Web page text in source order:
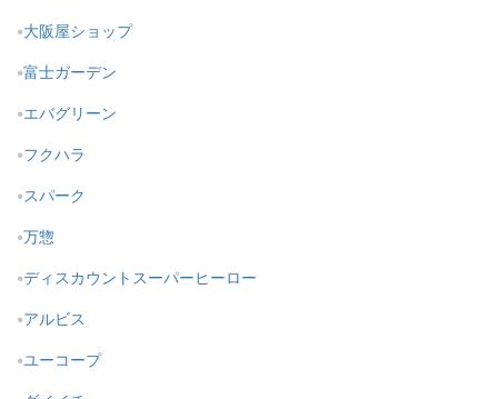
大阪屋ショップ
富士ガーデン
エバグリーン
フクハラ
スパーク
万惣
ディスカウントスーパーヒーロー
アルビス
ユーコープ